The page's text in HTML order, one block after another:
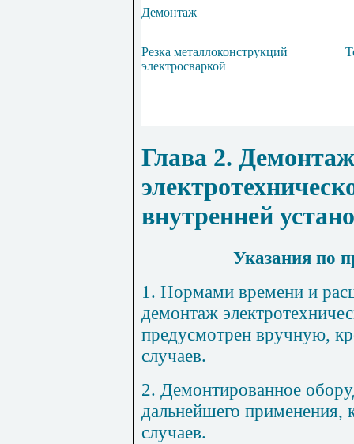
Демонтаж
Резка металлоконструкций
электросваркой
Глава 2. Демонтаж
внутренней
Указания по
1 . Нормами времени и
демонтаж
предусмотрен вручную,
случаев.
2. Демонтированное
дальнейшего применения,
случаев.